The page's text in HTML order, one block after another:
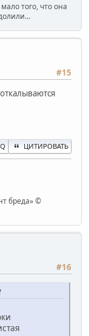
того, что она
#15
ЦИТИРОВАТЬ
бреда» ©
#16